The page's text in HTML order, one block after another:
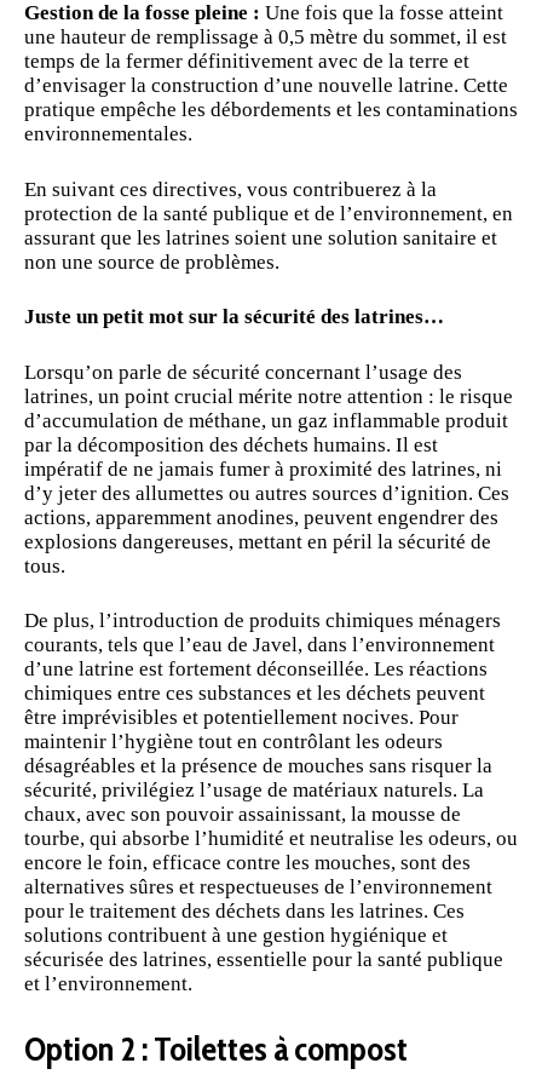
Gestion de la fosse pleine : Une fois que la fosse atteint
une hauteur de remplissage à 0,5 mètre du sommet, il est
temps de la fermer définitivement avec de la terre et
d’envisager la construction d’une nouvelle latrine. Cette
pratique empêche les débordements et les contaminations
environnementales.
En suivant ces directives, vous contribuerez à la
protection de la santé publique et de l’environnement, en
assurant que les latrines soient une solution sanitaire et
non une source de problèmes.
Juste un petit mot sur la sécurité des latrines…
Lorsqu’on parle de sécurité concernant l’usage des
latrines, un point crucial mérite notre attention : le risque
d’accumulation de méthane, un gaz inflammable produit
par la décomposition des déchets humains. Il est
impératif de ne jamais fumer à proximité des latrines, ni
d’y jeter des allumettes ou autres sources d’ignition. Ces
actions, apparemment anodines, peuvent engendrer des
explosions dangereuses, mettant en péril la sécurité de
tous.
De plus, l’introduction de produits chimiques ménagers
courants, tels que l’eau de Javel, dans l’environnement
d’une latrine est fortement déconseillée. Les réactions
chimiques entre ces substances et les déchets peuvent
être imprévisibles et potentiellement nocives. Pour
maintenir l’hygiène tout en contrôlant les odeurs
désagréables et la présence de mouches sans risquer la
sécurité, privilégiez l’usage de matériaux naturels. La
chaux, avec son pouvoir assainissant, la mousse de
tourbe, qui absorbe l’humidité et neutralise les odeurs, ou
encore le foin, efficace contre les mouches, sont des
alternatives sûres et respectueuses de l’environnement
pour le traitement des déchets dans les latrines. Ces
solutions contribuent à une gestion hygiénique et
sécurisée des latrines, essentielle pour la santé publique
et l’environnement.
Option 2 : Toilettes à compost